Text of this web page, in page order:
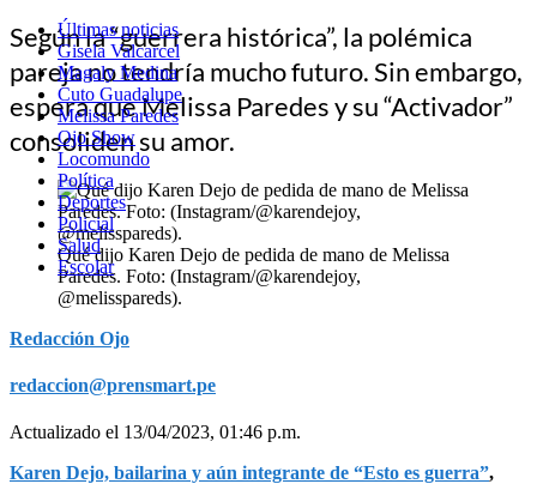
Últimas noticias
Gisela Valcarcel
Magaly Medina
Cuto Guadalupe
Melissa Paredes
Ojo Show
Locomundo
Política
Deportes
Policial
Salud
Escolar
Según la “guerrera histórica”, la polémica
pareja no tendría mucho futuro. Sin embargo,
espera que Melissa Paredes y su “Activador”
consoliden su amor.
Qué dijo Karen Dejo de pedida de mano de Melissa
Paredes. Foto: (Instagram/@karendejoy,
@melisspareds).
Redacción Ojo
redaccion@prensmart.pe
Actualizado el 13/04/2023, 01:46 p.m.
Karen Dejo, bailarina y aún integrante de “Esto es guerra”,